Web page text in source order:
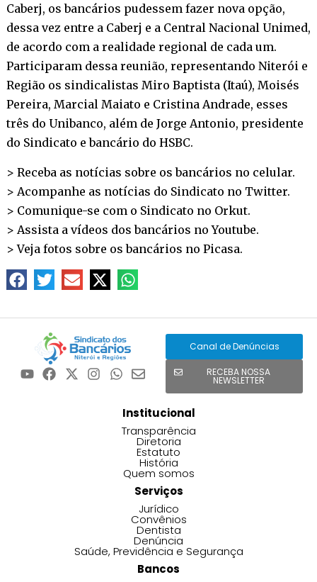
Caberj, os bancários pudessem fazer nova opção,
dessa vez entre a Caberj e a Central Nacional Unimed,
de acordo com a realidade regional de cada um.
Participaram dessa reunião, representando Niterói e
Região os sindicalistas Miro Baptista (Itaú), Moisés
Pereira, Marcial Maiato e Cristina Andrade, esses
três do Unibanco, além de Jorge Antonio, presidente
do Sindicato e bancário do HSBC.
> Receba as notícias sobre os bancários no celular.
> Acompanhe as notícias do Sindicato no Twitter.
> Comunique-se com o Sindicato no Orkut.
> Assista a vídeos dos bancários noYoutube.
> Veja fotos sobre os bancários no Picasa.
Canal de Denúncias
RECEBA NOSSA
NEWSLETTER
Institucional
Transparência
Diretoria
Estatuto
História
Quem somos
Serviços
Jurídico
Convênios
Dentista
Denúncia
Saúde, Previdência e Segurança
Bancos